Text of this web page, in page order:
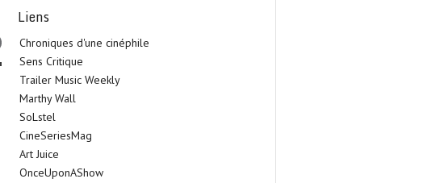
Liens
Chroniques d'une cinéphile
Sens Critique
Trailer Music Weekly
Marthy Wall
SoLstel
CineSeriesMag
Art Juice
OnceUponAShow